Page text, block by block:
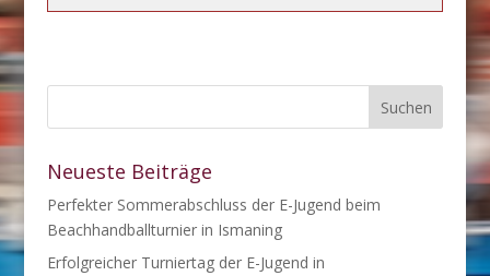
Neueste Beiträge
Perfekter Sommerabschluss der E-Jugend beim
Beachhandballturnier in Ismaning
Erfolgreicher Turniertag der E-Jugend in